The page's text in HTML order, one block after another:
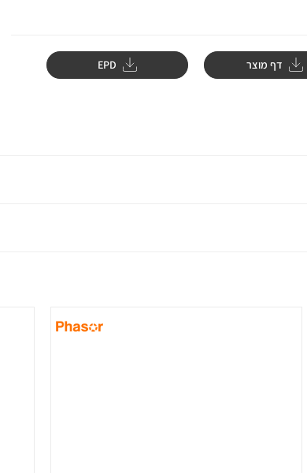
דף מוצר EPD